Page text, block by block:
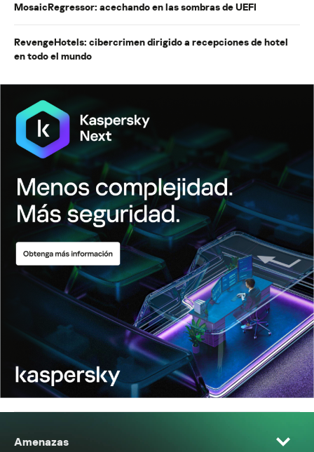
MosaicRegressor: acechando en las sombras de UEFI
RevengeHotels: cibercrimen dirigido a recepciones de hotel
en todo el mundo
Amenazas